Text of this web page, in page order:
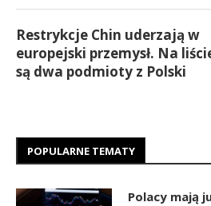
Restrykcje Chin uderzają w
europejski przemysł. Na
są dwa podmioty z Polski
POPULARNE TEMATY
Polacy mają